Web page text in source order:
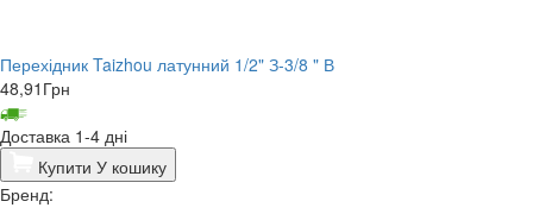
Перехідник Taizhou латунний 1/2" З-3/8 " В
48,91 Грн
Доставка 1-4 дні
Купити У кошику
Бренд: